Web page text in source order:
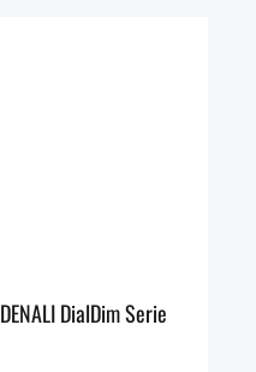
DialDim Serie